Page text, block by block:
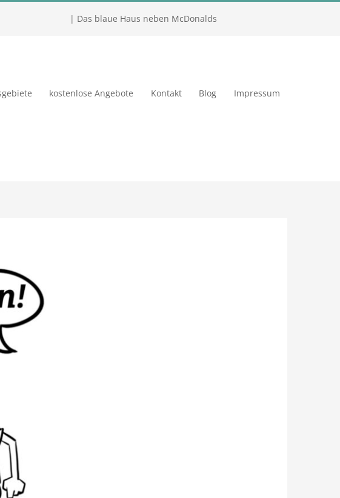
| Das blaue Haus neben McDonalds
kostenlose Angebote Kontakt Blog Impressum